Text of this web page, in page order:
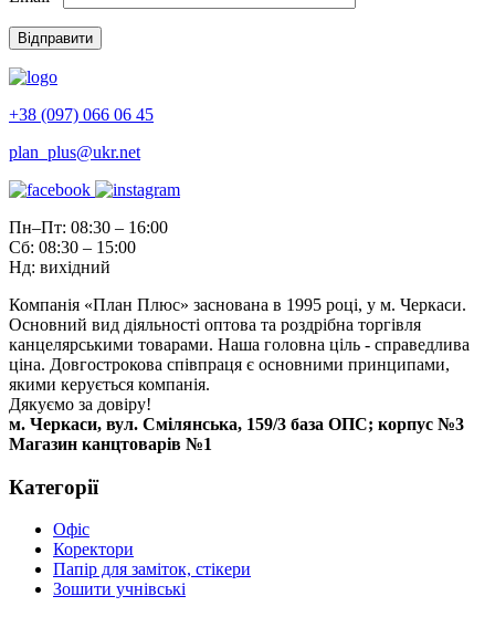
+38 (097) 066 06 45
plan_plus@ukr.net
Пн–Пт: 08:30 – 16:00
Сб: 08:30 – 15:00
Нд: вихідний
Компанія «План Плюс» заснована в 1995 році, у м. Черкаси.
Основний вид діяльності оптова та роздрібна торгівля
канцелярськими товарами. Наша головна ціль - справедлива
ціна. Довгострокова співпраця є основними принципами,
якими керується компанія.
Дякуємо за довіру!
м. Черкаси, вул. Смілянська, 159/3 база ОПС; корпус №3
Магазин канцтоварів №1
Категорії
Офіс
Коректори
Папір для заміток, стікери
Зошити учнівські